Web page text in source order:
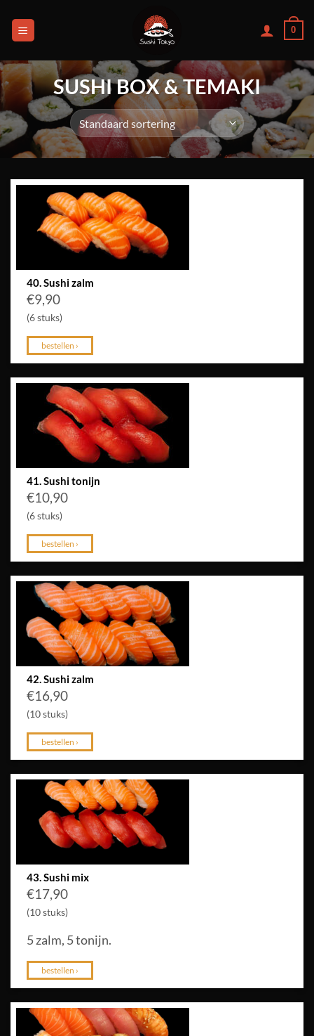
naar
inhoud
0
SUSHI BOX & TEMAKI
40. Sushi zalm
€9,90
(6 stuks)
bestellen ›
41. Sushi tonijn
€10,90
(6 stuks)
bestellen ›
42. Sushi zalm
€16,90
(10 stuks)
bestellen ›
43. Sushi mix
€17,90
(10 stuks)
5 zalm, 5 tonijn.
bestellen ›